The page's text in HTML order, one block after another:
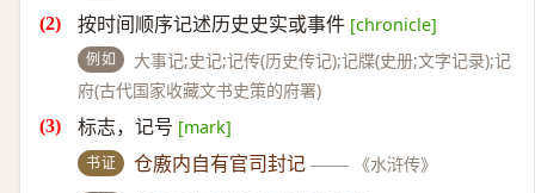
按时间顺序记述历史史实或事件 [chronicle]
例如
大事记;史记;记传(历史传记);记牒(史册;文字记录);记
府(古代国家收藏文书史策的府署)
标志，记号 [mark]
书证 仓廒内自有官司封记 —— 《水浒传》